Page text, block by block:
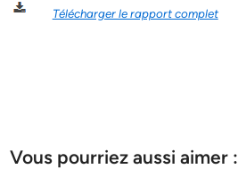
Télécharger le rapport complet
Vous pourriez aussi aimer :